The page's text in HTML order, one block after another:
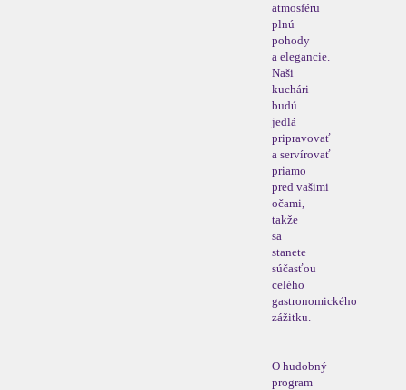
atmosféru
plnú
pohody
a elegancie.
Naši
kuchári
budú
jedlá
pripravovať
a servírovať
priamo
pred vašimi
očami,
takže
sa
stanete
súčasťou
celého
gastronomického
zážitku.
O hudobný
program